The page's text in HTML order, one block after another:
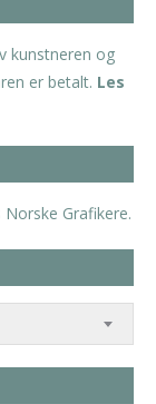
kunstneren og
er betalt. Les
Grafikere.